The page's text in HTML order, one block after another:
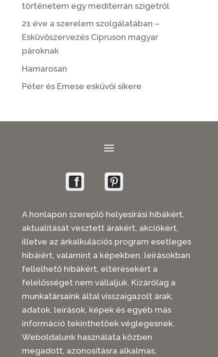
történetem egy mediterrán szigetről
21 éve a szerelem szolgálatában –
Esküvőszervezés Cipruson magyar
pároknak
Hamarosan
Péter és Emese esküvői sikere
A honlapon szereplő helyesírási hibákért,
aktualitását vesztett árakért, akciókért,
illetve az árkalkulációs program esetleges
hibáiért, valamint a képekben, leírásokban
fellelhető hibákért, eltérésekért a
felelősséget nem vállaljuk. Kizárólag a
munkatársaink által visszaigazolt árak,
adatok, leírások, képek és egyéb más
információ tekinthetőek véglegesnek.
Weboldalunk használata közben
megadott, azonosításra alkalmas,